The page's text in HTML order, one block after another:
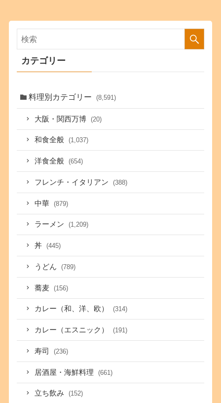
カテゴリー
料理別カテゴリー (8,591)
大阪・関西万博 (20)
和食全般 (1,037)
洋食全般 (654)
フレンチ・イタリアン (388)
中華 (879)
ラーメン (1,209)
丼 (445)
うどん (789)
蕎麦 (156)
カレー（和、洋、欧） (314)
カレー（エスニック） (191)
寿司 (236)
居酒屋・海鮮料理 (661)
立ち飲み (152)